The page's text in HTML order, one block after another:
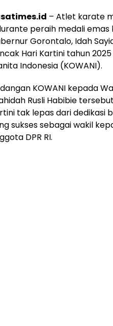
– Atlet karate
peraih medali
Gorontalo, Idah
Hari Kartini tahun
Indonesia (KOWANI).
KOWANI kepada
Rusli Habibie
tak lepas dari dedikasi
sukses sebagai wakil
DPR RI.